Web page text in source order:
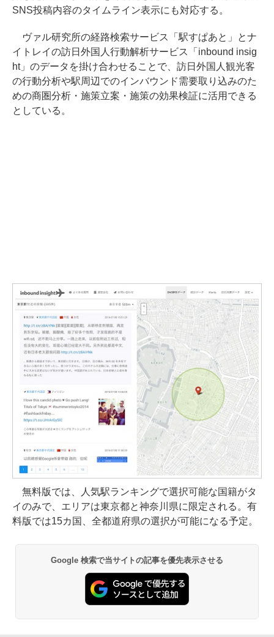
SNS投稿内容のタイムライン表示にも対応する。
ヴァル研究所の経路検索サービス「駅すぱあと」とナ
イトレイの訪日外国人行動解析サービス「inbound insig
ht」のデータを掛け合わせることで、訪日外国人観光客
の行動分析や駅周辺でのインバウンド需要取り込みのた
めの商圏分析・施策立案・施策の効果検証に活用できる
としている。
無料版では、人気駅ランキングで選択可能な国籍がタ
イのみで、エリアは東京都と神奈川県に限定される。有
料版では15カ国、全都道府県の選択が可能になる予定。
Google 検索で当サイトの記事を優先表示させる